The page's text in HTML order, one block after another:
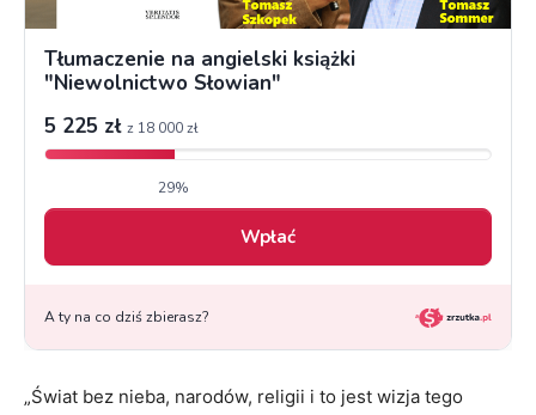
„Świat bez nieba, narodów, religii i to jest wizja tego